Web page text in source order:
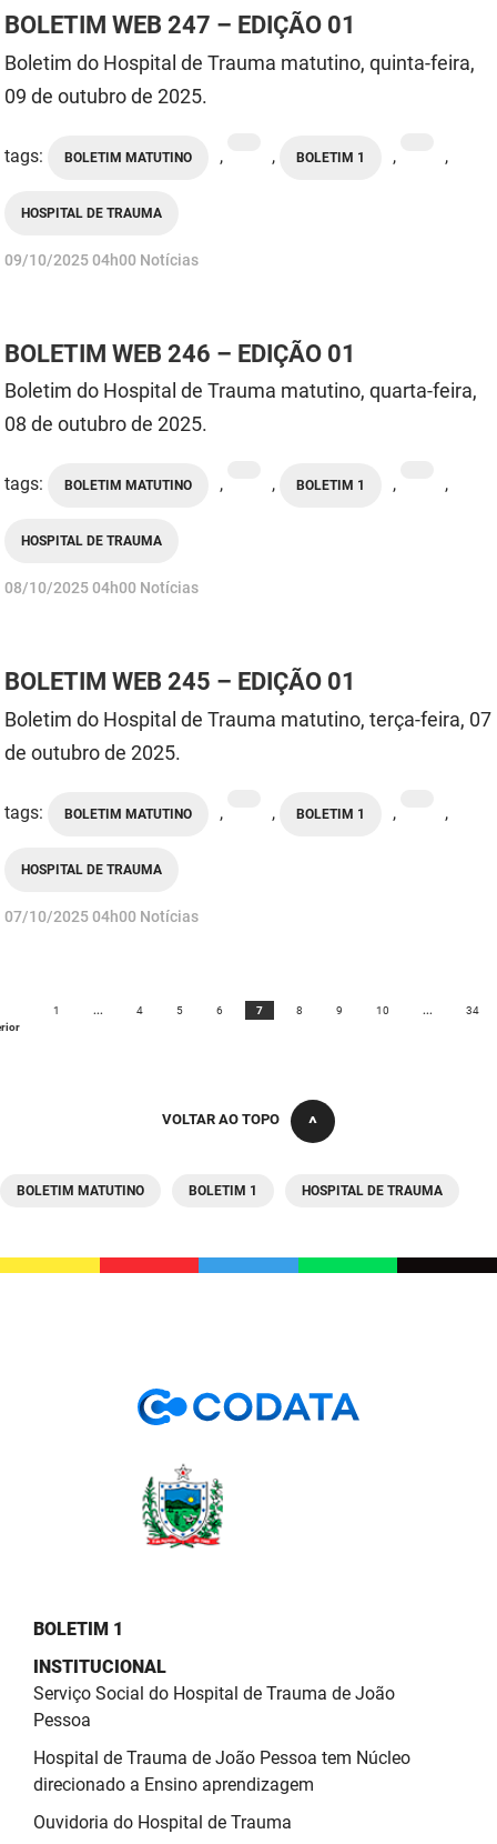
BOLETIM WEB 247 – EDIÇÃO 01
Boletim do Hospital de Trauma matutino, quinta-feira,
09 de outubro de 2025.
tags: BOLETIM MATUTINO , , BOLETIM 1 , ,
HOSPITAL DE TRAUMA
publicado
09/10/202504h00 Notícias
BOLETIM WEB 246 – EDIÇÃO 01
Boletim do Hospital de Trauma matutino, quarta-feira,
08 de outubro de 2025.
tags: BOLETIM MATUTINO , , BOLETIM 1 , ,
HOSPITAL DE TRAUMA
publicado
08/10/202504h00 Notícias
BOLETIM WEB 245 – EDIÇÃO 01
Boletim do Hospital de Trauma matutino, terça-feira, 07
de outubro de 2025.
tags: BOLETIM MATUTINO , , BOLETIM 1 , ,
HOSPITAL DE TRAUMA
publicado
07/10/202504h00 Notícias
1 ... 4 5 6 7 8 9 10 ... 34
VOLTAR AO TOPO
BOLETIM MATUTINO BOLETIM 1 HOSPITAL DE TRAUMA
BOLETIM 1
INSTITUCIONAL
Serviço Social do Hospital de Trauma de João
Pessoa
Hospital de Trauma de João Pessoa tem Núcleo
direcionado a Ensino aprendizagem
Ouvidoria do Hospital de Trauma